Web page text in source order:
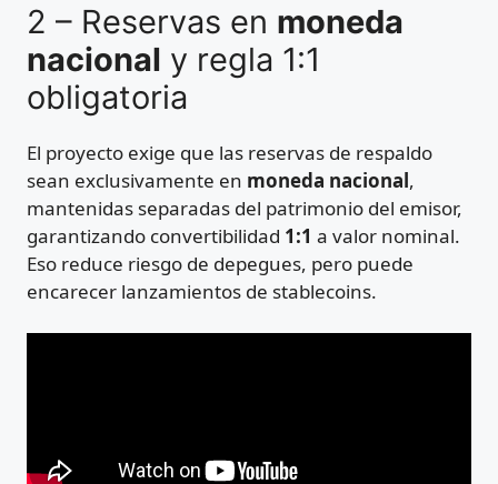
2 – Reservas en moneda
nacional y regla 1:1
obligatoria
El proyecto exige que las reservas de respaldo
sean exclusivamente en moneda nacional,
mantenidas separadas del patrimonio del emisor,
garantizando convertibilidad 1:1 a valor nominal.
Eso reduce riesgo de depegues, pero puede
encarecer lanzamientos de stablecoins.